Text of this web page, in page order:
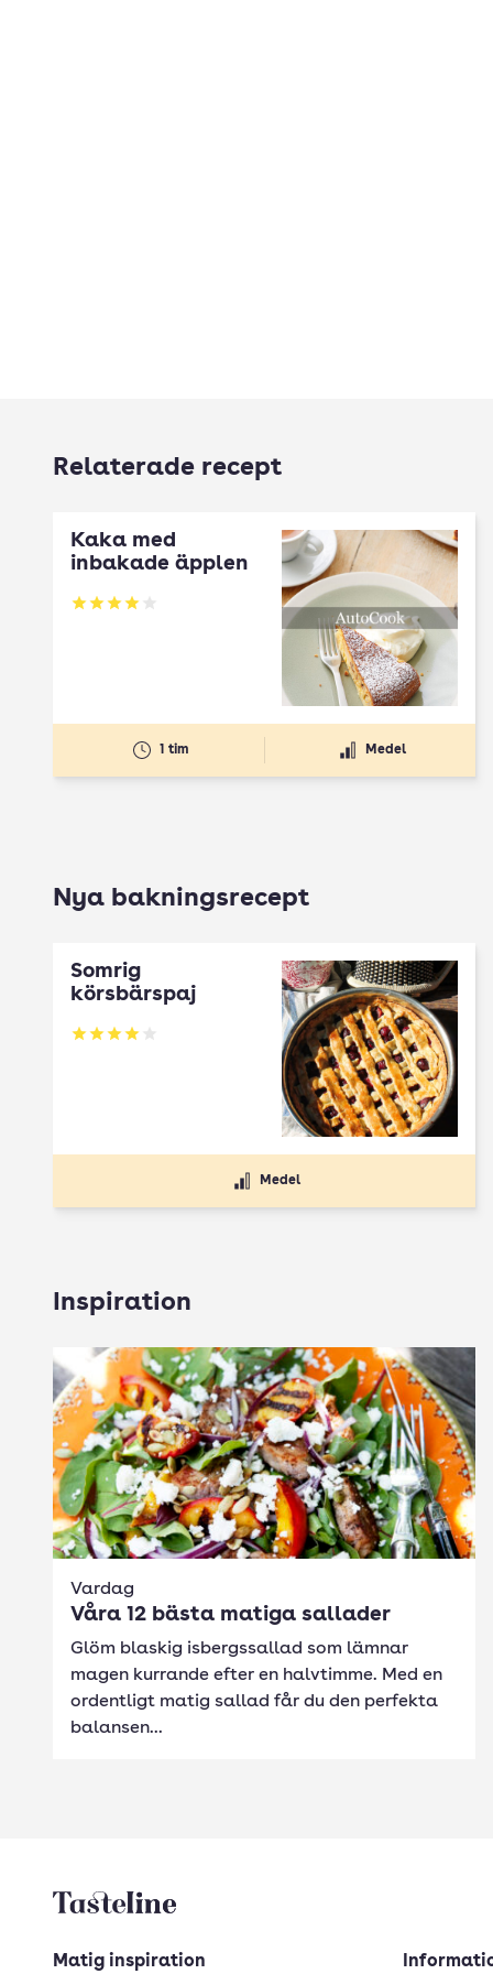
Relaterade recept
Kaka med
inbakade äpplen
Betyg: 4 av 5
1 tim Medel
Nya bakningsrecept
Somrig
körsbärspaj
Betyg: 4 av 5
Medel
Inspiration
Vardag
Våra 12 bästa matiga sallader
Glöm blaskig isbergssallad som lämnar
magen kurrande efter en halvtimme. Med en
ordentligt matig sallad får du den perfekta
balansen...
Tasteline startsida
Matig inspiration